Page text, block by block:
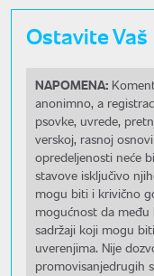
Ostavite
NAPOMENA:
anonimno, a
psovke, uvrede,
verskoj, rasnoj
opredeljenosti neće
stavove isključivo
mogu biti i krivično
mogućnost da
sadržaji koji mogu
uverenjima. Nije
promovisanjedrugih